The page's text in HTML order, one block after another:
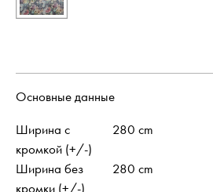
Основные данные
Ширина с
кромкой (+/-)
280 cm
Ширина без
кромки (+/-)
280 cm